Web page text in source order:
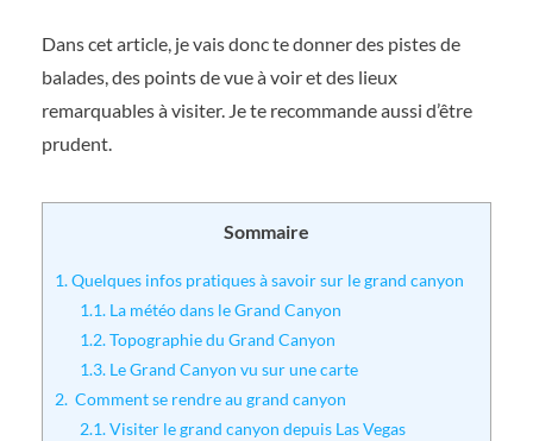
Dans cet article, je vais donc te donner des pistes de
balades, des points de vue à voir et des lieux
remarquables à visiter. Je te recommande aussi d’être
prudent.
Sommaire
1.Quelques infos pratiques à savoir sur le grand canyon
1.1. La météo dans le Grand Canyon
1.2.Topographie du Grand Canyon
1.3. Le Grand Canyon vu sur une carte
2. Comment se rendre au grand canyon
2.1.Visiter le grand canyon depuis Las Vegas